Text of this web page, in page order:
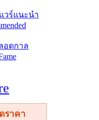
วร์แนะนำ
อดกาล